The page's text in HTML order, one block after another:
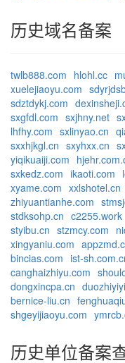
历史域名备案
twlb888.com hlohl.cc
xuelejiaoyu.com
sdztdykj.com
sxgfdl.com sxjhny.net
lhfhy.com sxlinyao.cn
sxxhjkgl.cn sxyhxx.cn
yiqikuaiji.com
sxkedz.com ikaoti.com
xyame.com xxlshotel.cn
zhiyuantianhe.com
stdksohp.cn c2255.work
styibu.cn stzmcy.com
xingyaniu.com
bincias.com ist-
canghaizhiyu.com
dongxincpa.cn
bernice-liu.cn
shgeyijiaoyu.com
历史单位备案